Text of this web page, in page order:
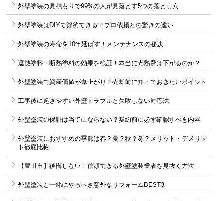
外壁塗装の見積もりで99%の人が見落とす5つの落とし穴
外壁塗装はDIYで節約できる？プロ依頼との驚きの違い
外壁塗装の寿命を10年延ばす！メンテナンスの秘訣
遮熱塗料・断熱塗料の効果を検証！本当に光熱費は下がるのか？
外壁塗装で資産価値が爆上がり？売却前に知っておきたいポイント
工事後に起きやすい外壁トラブルと失敗しない対応法
外壁塗装の保証は当てにならない？契約前に必ず確認すべき内容
外壁塗装におすすめの季節は春？夏？秋？冬？メリット・デメリッ
ト徹底比較
【豊川市】後悔しない！信頼できる外壁塗装業者を見抜く方法
外壁塗装と一緒にやるべき意外なリフォームBEST3